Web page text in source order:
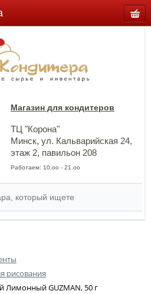
Магазин для кондитеров
ТЦ "Корона"
Минск, ул. Кальварийская 24,
этаж 2, павильон 208
Работаем: 10.оо - 21.оо
рисования
Лимонный GUZMAN, 50 г